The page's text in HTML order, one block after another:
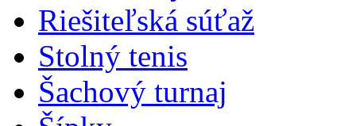
Riešiteľská súťaž
Stolný tenis
Šachový turnaj